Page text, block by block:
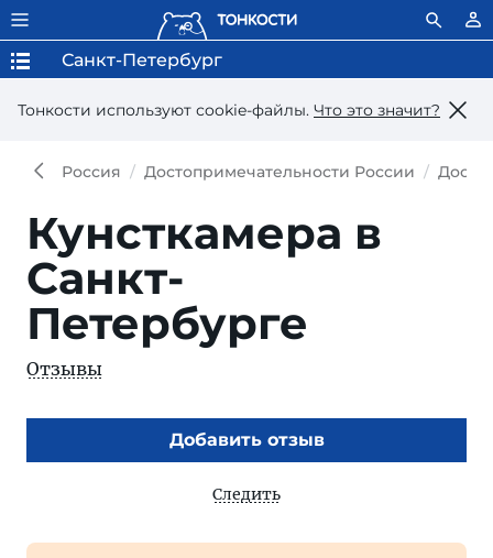
Тонкости используют сookie-файлы. Что это значит?
Санкт-Петербург
Россия Достопримечательности России
Кунсткамера в
Санкт-
Петербурге
Отзывы
Добавить отзыв
Следить